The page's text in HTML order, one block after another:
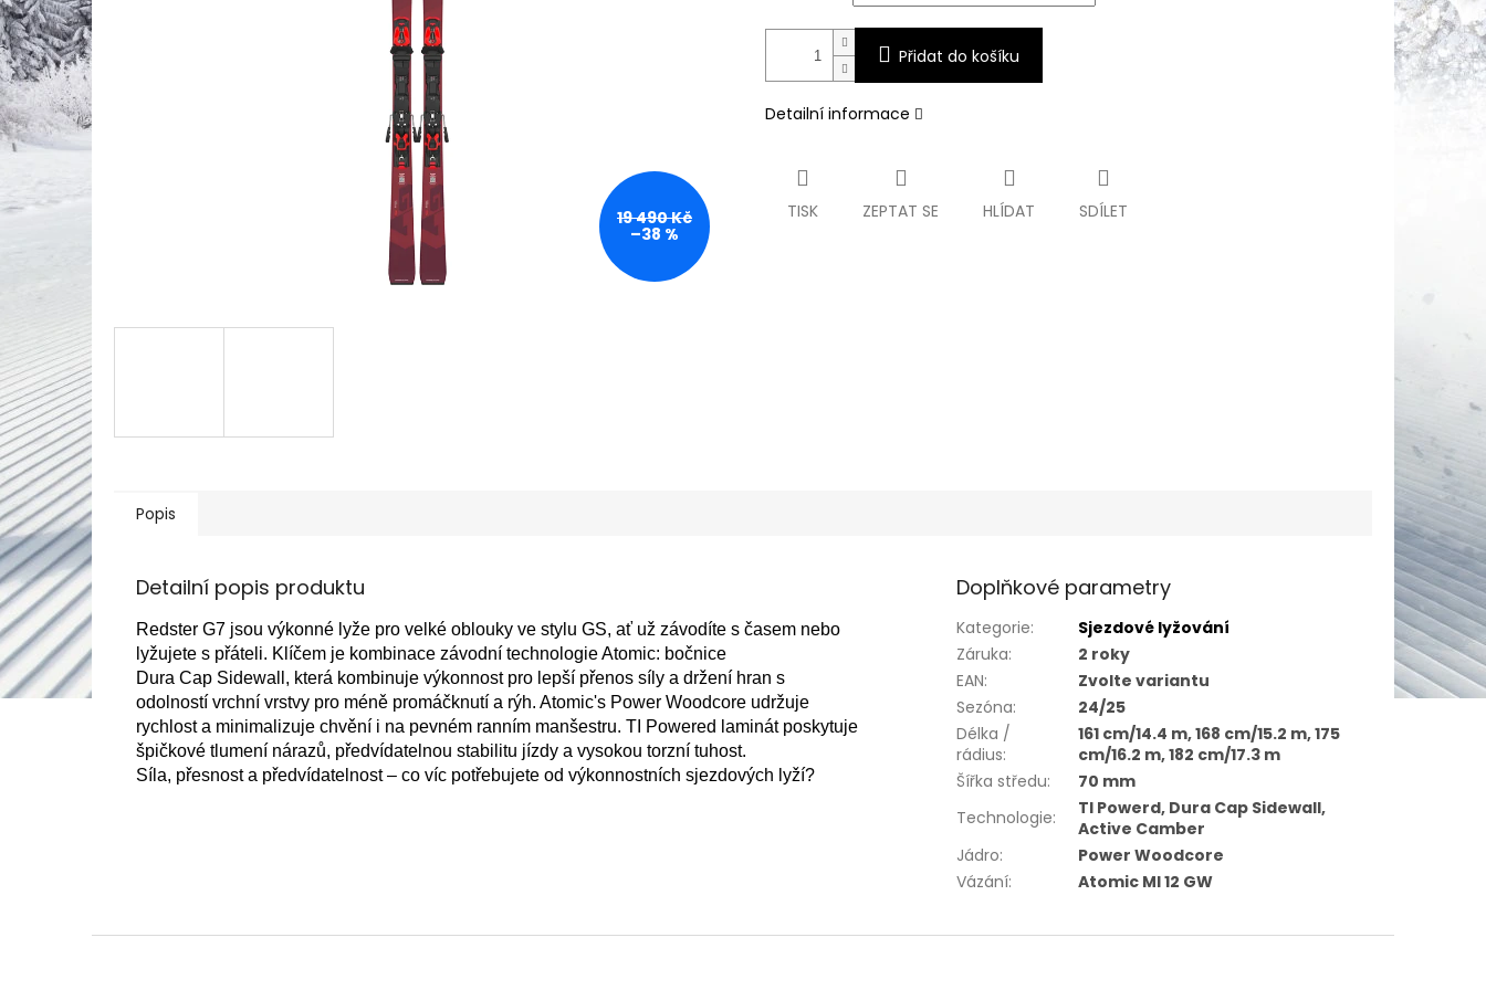
19 490 Kč
–38 %
Přidat do košíku
Detailní informace
TISK ZEPTAT SE HLÍDAT SDÍLET
Popis
Detailní popis produktu
Redster G7 jsou výkonné lyže pro velké oblouky ve stylu GS, ať už závodíte s časem nebo
lyžujete s přáteli. Klíčem je kombinace závodní technologie Atomic: bočnice
Dura Cap Sidewall, která kombinuje výkonnost pro lepší přenos síly a držení hran s
odolností vrchní vrstvy pro méně promáčknutí a rýh. Atomic's Power Woodcore udržuje
rychlost a minimalizuje chvění i na pevném ranním manšestru. TI Powered laminát poskytuje
špičkové tlumení nárazů, předvídatelnou stabilitu jízdy a vysokou torzní tuhost.
Síla, přesnost a předvídatelnost – co víc potřebujete od výkonnostních sjezdových lyží?
Doplňkové parametry
Kategorie:
Sjezdové lyžování
Záruka:
2 roky
EAN:
Zvolte variantu
Sezóna:
24/25
Délka /
rádius:
161 cm/14.4 m, 168 cm/15.2 m, 175
cm/16.2 m, 182 cm/17.3 m
Šířka středu:
70 mm
Technologie:
TI Powerd, Dura Cap Sidewall,
Active Camber
Jádro:
Power Woodcore
Vázání: Atomic MI 12 GW